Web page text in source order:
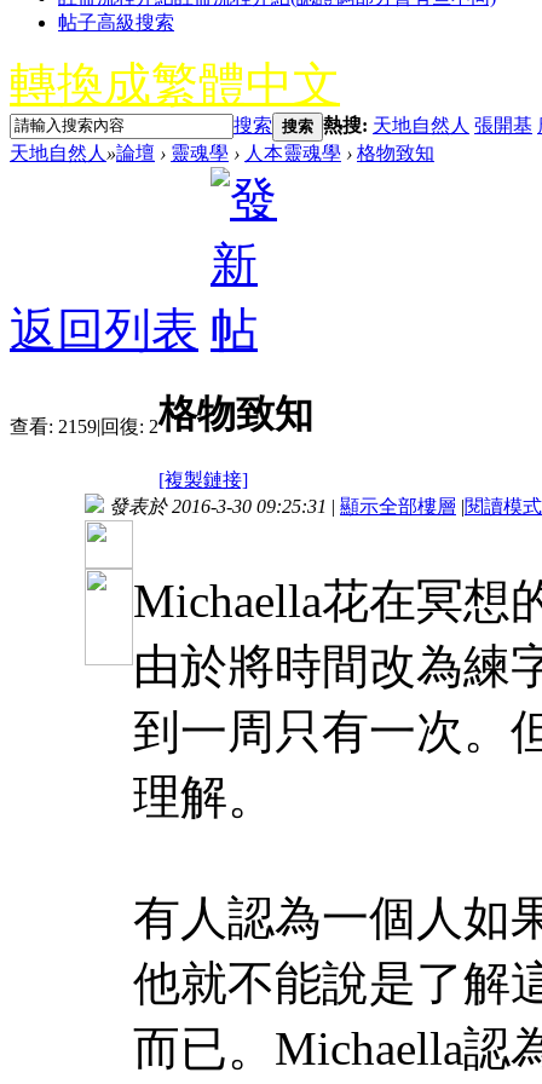
帖子高級搜索
轉換成繁體中文
搜索 搜索 熱搜: 天地自然人 張開基
天地自然人 »論壇 › 靈魂學 › 人本靈魂學 › 格物致知
返回列表
查看: 2159|回復: 2格物致知
[複製鏈接]
發表於 2016-3-30 09:25:31 | 顯示全部樓層 |閱讀模式
Michaella花在冥想
由於將時間改為練
到一周只有一次。
理解。
有人認為一個人如
他就不能說是了解
而已。 Michaella認